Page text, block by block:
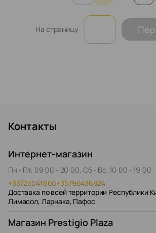
На страницу
Контакты
Интернет-магазин
Пн - Пт, 09:00 - 20:00, Сб - Вс, 10:00 - 19:00
+35725041660+35796436824
Доставка по всей территории Республики
Лимасол, Ларнака, Пафос
Магазин Prestigio Plaza